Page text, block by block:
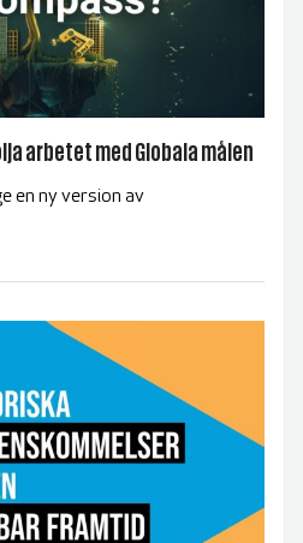
arbetet med Globala målen
en ny version av